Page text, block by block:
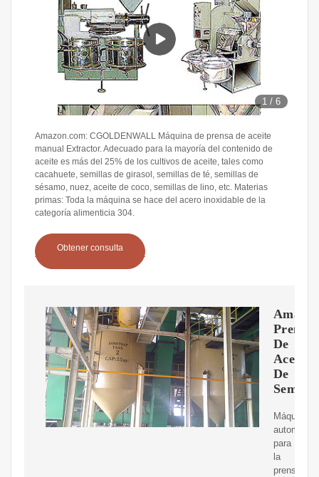
1 /6
Amazon.com: CGOLDENWALL Máquina de prensa de aceite
manual Extractor. Adecuado para la mayoría del contenido de
aceite es más del 25% de los cultivos de aceite, tales como
cacahuete, semillas de girasol, semillas de té, semillas de
sésamo, nuez, aceite de coco, semillas de lino, etc. Materias
primas: Toda la máquina se hace del acero inoxidable de la
categoría alimenticia 304.
Obtener consulta
Prensa
De
Aceite
De
Máquina
automática
para
la
prensa